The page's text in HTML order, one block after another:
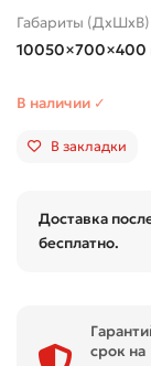
Габариты (ДхШхВ)
10050×700×400
В наличии ✓
В закладки
Доставка
бесплатно.
срок на